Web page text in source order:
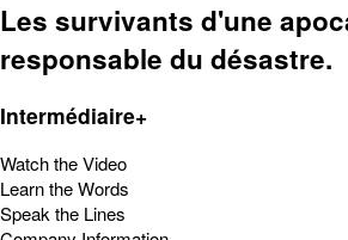
Les survivants d'une
responsable du désastre.
Intermédiaire+
Watch the Video
Learn the Words
Speak the Lines